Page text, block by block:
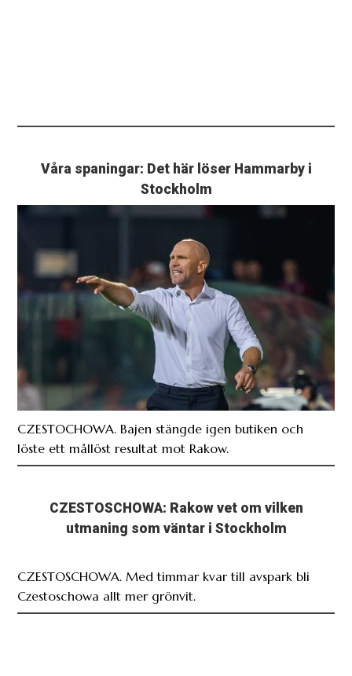
Våra spaningar: Det här löser Hammarby i
Stockholm
CZESTOCHOWA. Bajen stängde igen butiken och
löste ett mållöst resultat mot Rakow.
CZESTOSCHOWA: Rakow vet om vilken
utmaning som väntar i Stockholm
CZESTOSCHOWA. Med timmar kvar till avspark bli
Czestoschowa allt mer grönvit.